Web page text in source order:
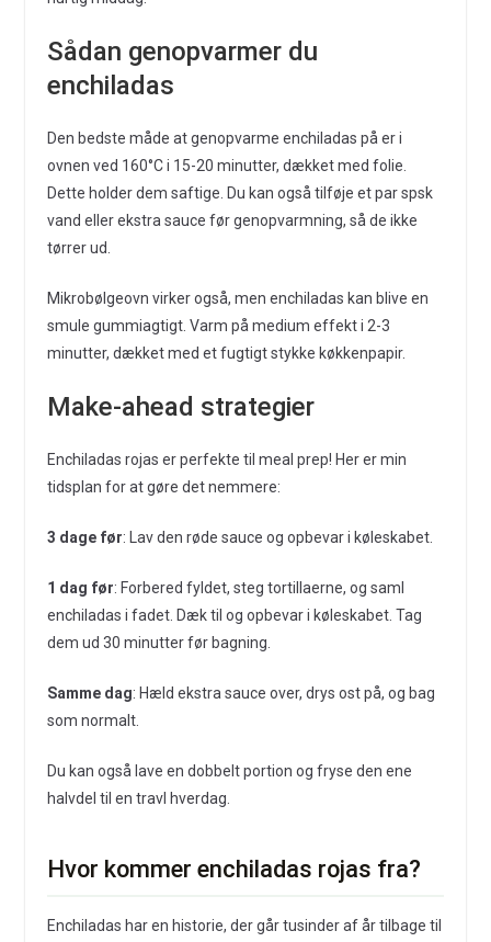
Sådan genopvarmer du
enchiladas
Den bedste måde at genopvarme enchiladas på er i
ovnen ved 160°C i 15-20 minutter, dækket med folie.
Dette holder dem saftige. Du kan også tilføje et par spsk
vand eller ekstra sauce før genopvarmning, så de ikke
tørrer ud.
Mikrobølgeovn virker også, men enchiladas kan blive en
smule gummiagtigt. Varm på medium effekt i 2-3
minutter, dækket med et fugtigt stykke køkkenpapir.
Make-ahead strategier
Enchiladas rojas er perfekte til meal prep! Her er min
tidsplan for at gøre det nemmere:
3 dage før: Lav den røde sauce og opbevar i køleskabet.
1 dag før: Forbered fyldet, steg tortillaerne, og saml
enchiladas i fadet. Dæk til og opbevar i køleskabet. Tag
dem ud 30 minutter før bagning.
Samme dag: Hæld ekstra sauce over, drys ost på, og bag
som normalt.
Du kan også lave en dobbelt portion og fryse den ene
halvdel til en travl hverdag.
Hvor kommer enchiladas rojas fra?
Enchiladas har en historie, der går tusinder af år tilbage til